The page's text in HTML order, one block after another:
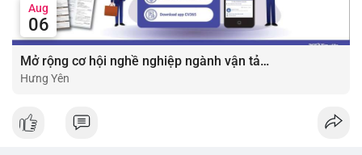
Aug
06
Mở rộng cơ hội nghề nghiệp ngành vận tải - lái xe với mức lương bứt phá ?
Hưng Yên